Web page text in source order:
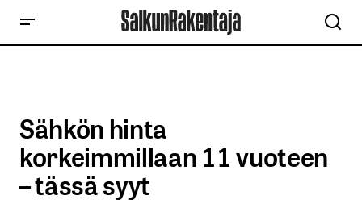
Sähkön hinta
korkeimmillaan 11 vuoteen
– tässä syyt